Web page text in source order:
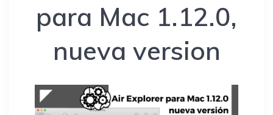
para Mac 1.12.0,
nueva version